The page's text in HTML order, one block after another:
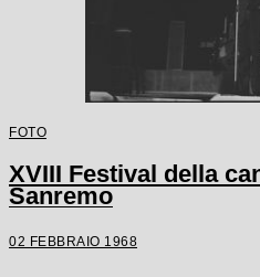
FOTO
XVIII Festival della
Sanremo
02 FEBBRAIO 1968